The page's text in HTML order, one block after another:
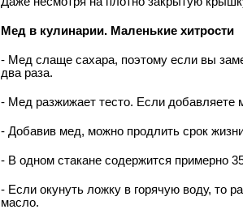
Мед в кулинарии. Маленькие хитрости
- Мед слаще сахара, поэтому если вы
два раза.
- Мед разжижает тесто. Если добавляете
- Добавив мед, можно продлить срок
- В одном стакане содержится примерно
- Если окунуть ложку в горячую воду, то
масло.